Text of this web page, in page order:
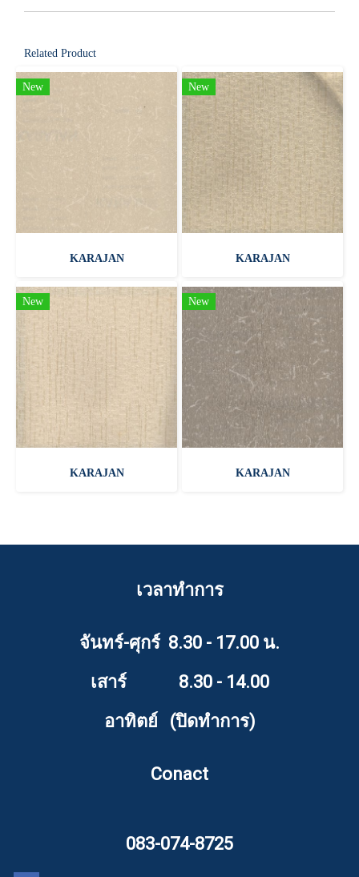
Related Product
New
KARAJAN
New
KARAJAN
New
KARAJAN
New
KARAJAN
เวลาทำการ
จันทร์-ศุกร์ 8.30 - 17.00 น.
เสาร์ 8.30 - 14.00
อาทิตย์ (ปิดทำการ)
Conact
083-074-8725